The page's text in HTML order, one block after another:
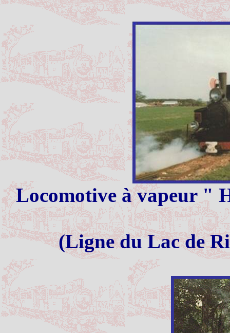
Locomotive à vapeur "
(Ligne du Lac de